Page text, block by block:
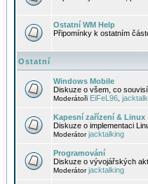
Ostatní WM Help
Připomínky k ostatním
Ostatní
Windows Mobile
Diskuze o všem, co
Moderátoři EiFeL96
Kapesní zařízení & Linux
Diskuze o implementaci
Moderátorjacktalking
Programování
Diskuze o vývojářských
Moderátorjacktalking